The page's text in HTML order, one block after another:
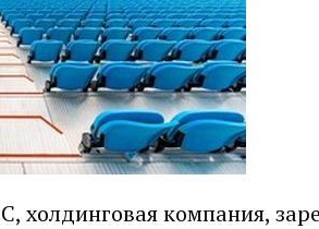
холдинговая компания,